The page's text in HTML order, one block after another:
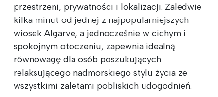
przestrzeni, prywatności i lokalizacji. Zaledwie
kilka minut od jednej z najpopularniejszych
wiosek Algarve, a jednocześnie w cichym i
spokojnym otoczeniu, zapewnia idealną
równowagę dla osób poszukujących
relaksującego nadmorskiego stylu życia ze
wszystkimi zaletami pobliskich udogodnień.